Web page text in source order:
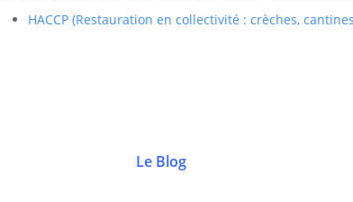
HACCP (Restauration en collectivité : crèches,
Le Blog